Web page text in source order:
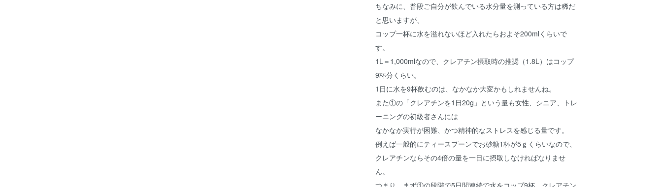
ちなみに、普段ご自分が飲んでいる水分量を測っている方は稀だ
と思いますが、
コップ一杯に水を溢れないほど入れたらおよそ200mlくらいで
す。
1L＝1,000mlなので、クレアチン摂取時の推奨（1.8L）はコップ
9杯分くらい。
1日に水を9杯飲むのは、なかなか大変かもしれませんね。
また①の「クレアチンを1日20g」という量も女性、シニア、トレ
ーニングの初級者さんには
なかなか実行が困難、かつ精神的なストレスを感じる量です。
例えば一般的にティースプーンでお砂糖1杯が5ｇくらいなので、
クレアチンならその4倍の量を一日に摂取しなければなりませ
ん。
つまり、まず①の段階で5日間連続で水をコップ9杯、クレアチン